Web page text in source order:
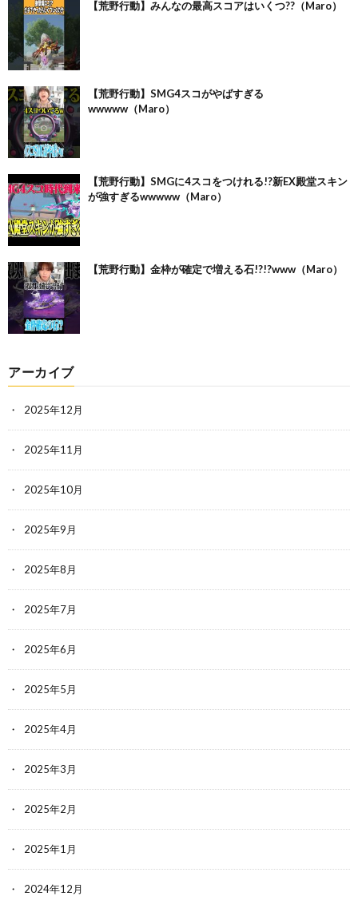
【荒野行動】みんなの最高スコアはいくつ??（Maro）
【荒野行動】SMG4スコがやばすぎる
wwwww（Maro）
【荒野行動】SMGに4スコをつけれる!?新EX殿堂スキン
が強すぎるwwwww（Maro）
【荒野行動】金枠が確定で増える石!?!?www（Maro）
アーカイブ
2025年12月
2025年11月
2025年10月
2025年9月
2025年8月
2025年7月
2025年6月
2025年5月
2025年4月
2025年3月
2025年2月
2025年1月
2024年12月